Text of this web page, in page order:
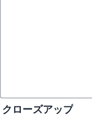
クローズアップ